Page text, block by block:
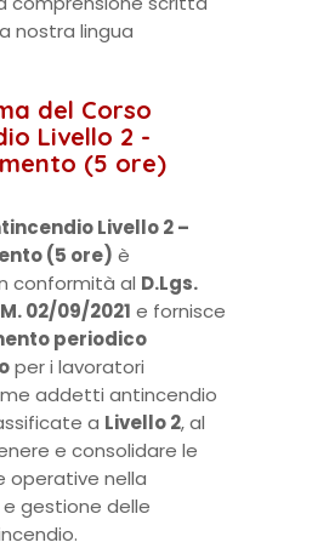
nostra lingua
del Corso
Livello 2 -
(5 ore)
Livello 2 –
(5 ore) è
conformità al D.Lgs.
02/09/2021 e fornisce
periodico
per i lavoratori
addetti antincendio
a Livello 2, al
e consolidare le
operative nella
gestione delle